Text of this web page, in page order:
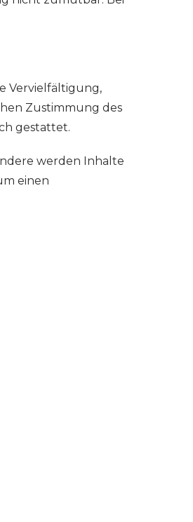
Vervielfältigung,
Zustimmung des
gestattet.
werden Inhalte
einen